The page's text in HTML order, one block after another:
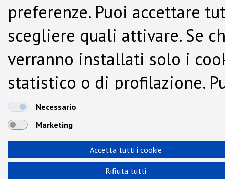
preferenze. Puoi accettare
scegliere quali attivare. Se
verranno installati solo i
statistico o di profilazione.
dalla Cookie Policy.
Necessario
Marketing
Accetta tutti i cookie
Rifiuta tutti